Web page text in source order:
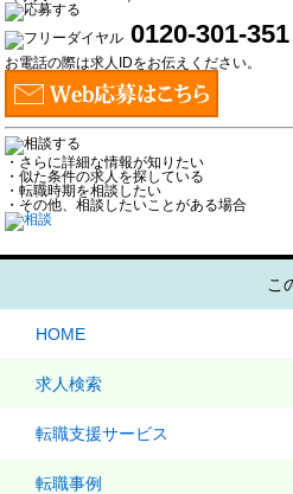
0120-301-351
お電話の際は求人IDをお伝えください。
・さらに詳細な情報が知りたい
・似た条件の求人を探している
・転職時期を相談したい
・その他、相談したいことがある場合
こ
HOME
求人検索
転職支援サービス
転職事例